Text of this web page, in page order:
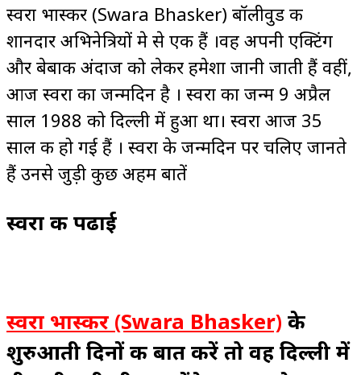
स्वरा भास्कर (Swara Bhasker) बॉलीवुड की
शानदार अभिनेत्रियों मे से एक हैं ।वह अपनी एक्टिंग
और बेबाक अंदाज को लेकर हमेशा जानी जाती हैं वहीं,
आज स्वरा का जन्मदिन है । स्वरा का जन्म 9 अप्रैल
साल 1988 को दिल्ली में हुआ था। स्वरा आज 35
साल की हो गई हैं । स्वरा के जन्मदिन पर चलिए जानते
हैं उनसे जुड़ी कुछ अहम बातें
स्वरा की पढाई
स्वरा भास्कर (Swara Bhasker) के
शुरुआती दिनों की बात करें तो वह दिल्ली में